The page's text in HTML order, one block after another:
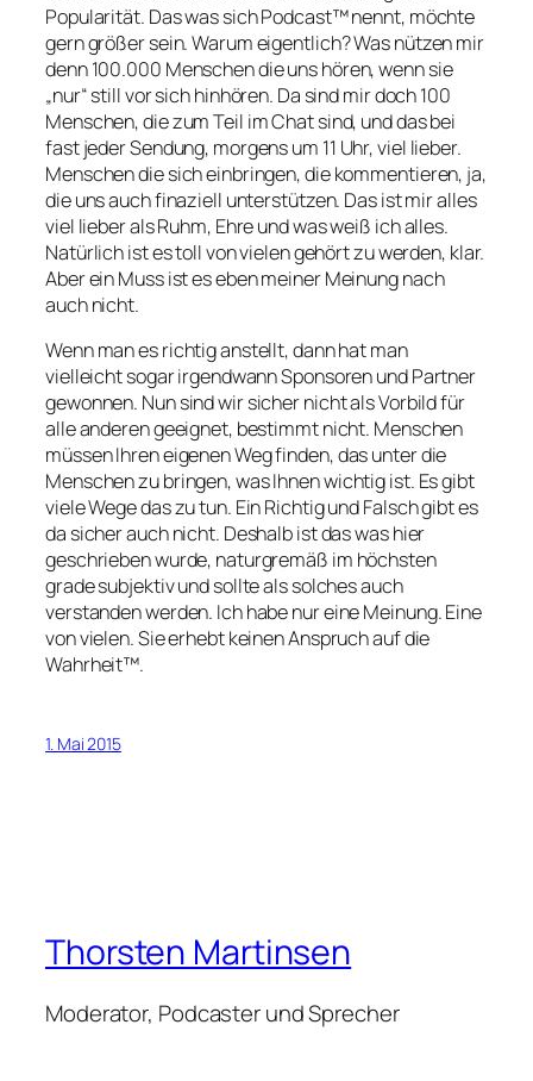
Popularität. Das was sich Podcast™ nennt, möchte
gern größer sein. Warum eigentlich? Was nützen mir
denn 100.000 Menschen die uns hören, wenn sie
„nur“ still vor sich hinhören. Da sind mir doch 100
Menschen, die zum Teil im Chat sind, und das bei
fast jeder Sendung, morgens um 11 Uhr, viel lieber.
Menschen die sich einbringen, die kommentieren, ja,
die uns auch finaziell unterstützen. Das ist mir alles
viel lieber als Ruhm, Ehre und was weiß ich alles.
Natürlich ist es toll von vielen gehört zu werden, klar.
Aber ein Muss ist es eben meiner Meinung nach
auch nicht.
Wenn man es richtig anstellt, dann hat man
vielleicht sogar irgendwann Sponsoren und Partner
gewonnen. Nun sind wir sicher nicht als Vorbild für
alle anderen geeignet, bestimmt nicht. Menschen
müssen Ihren eigenen Weg finden, das unter die
Menschen zu bringen, was Ihnen wichtig ist. Es gibt
viele Wege das zu tun. Ein Richtig und Falsch gibt es
da sicher auch nicht. Deshalb ist das was hier
geschrieben wurde, naturgremäß im höchsten
grade subjektiv und sollte als solches auch
verstanden werden. Ich habe nur eine Meinung. Eine
von vielen. Sie erhebt keinen Anspruch auf die
Wahrheit™.
1. Mai 2015
Thorsten Martinsen
Moderator, Podcaster und Sprecher